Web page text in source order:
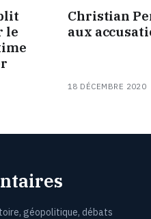
le
Christian
aux
18 DÉCEMBRE 2020
géopolitique, débats